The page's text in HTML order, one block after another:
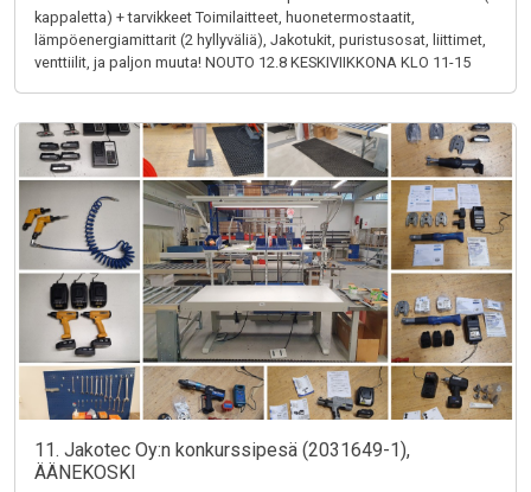
kappaletta) + tarvikkeet Toimilaitteet, huonetermostaatit,
lämpöenergiamittarit (2 hyllyväliä), Jakotukit, puristusosat, liittimet,
venttiilit, ja paljon muuta! NOUTO 12.8 KESKIVIIKKONA KLO 11-15
11. Jakotec Oy:n konkurssipesä (2031649-1),
ÄÄNEKOSKI